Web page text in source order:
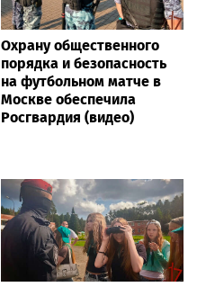
Охрану общественного
порядка и безопасность
на футбольном матче в
Москве обеспечила
Росгвардия (видео)